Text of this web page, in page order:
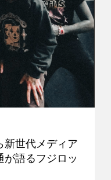
新世代メディア
語るフジロッ